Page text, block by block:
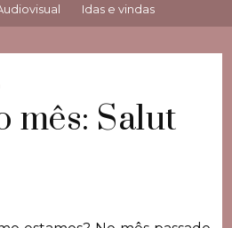
Idas e vindas
mês: Salut